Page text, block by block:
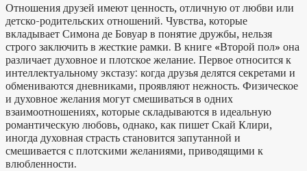
Отношения друзей имеют ценность, отличную от любви или
детско-родительских отношений. Чувства, которые
вкладывает Симона де Бовуар в понятие дружбы, нельзя
строго заключить в жесткие рамки. В книге «Второй пол» она
различает духовное и плотское желание. Первое относится к
интеллектуальному экстазу: когда друзья делятся секретами и
обмениваются дневниками, проявляют нежность. Физическое
и духовное желания могут смешиваться в одних
взаимоотношениях, которые складываются в идеальную
романтическую любовь, однако, как пишет Скай Клири,
иногда духовная страсть становится запутанной и
смешивается с плотскими желаниями, приводящими к
влюбленности.